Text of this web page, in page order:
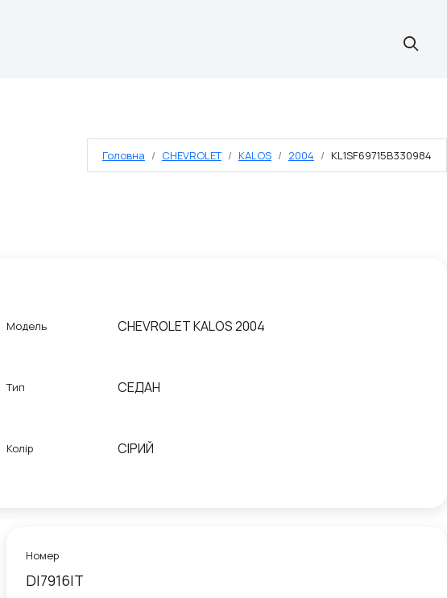
Головна CHEVROLET KALOS 2004 KL1SF69715B330984
Модель CHEVROLET KALOS 2004
Тип СЕДАН
Колір СІРИЙ
Номер
DI7916IT